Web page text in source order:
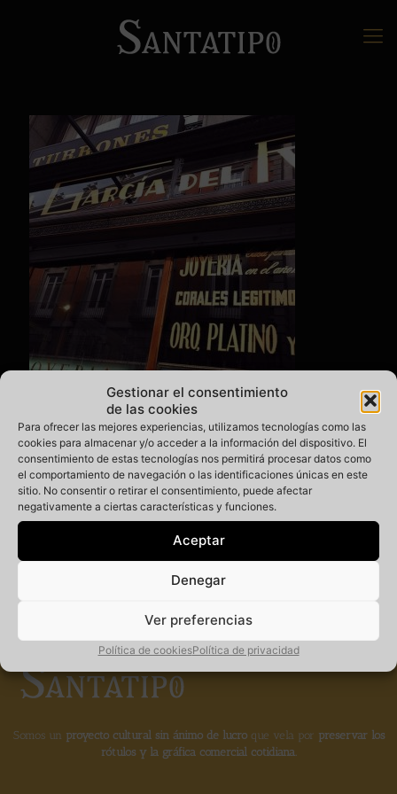
Gestionar el consentimiento
de las cookies
Para ofrecer las mejores experiencias, utilizamos tecnologías como las
cookies para almacenar y/o acceder a la información del dispositivo. El
consentimiento de estas tecnologías nos permitirá procesar datos como
el comportamiento de navegación o las identificaciones únicas en este
sitio. No consentir o retirar el consentimiento, puede afectar
negativamente a ciertas características y funciones.
Aceptar
Denegar
Ver preferencias
Política de cookiesPolítica de privacidad
Miembro
fundador de la
Somos un proyecto cultural sin ánimo de lucroque vela por preservar los
rótulos y la gráfica comercial cotidiana.